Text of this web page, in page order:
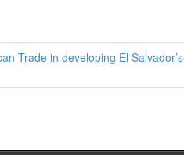
Trade in developing El Salvador’s